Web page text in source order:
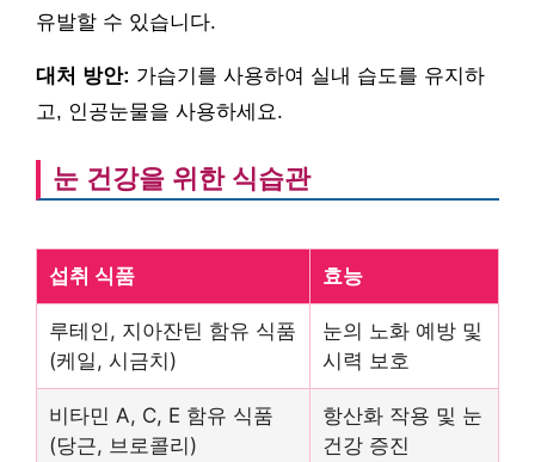
유발할 수 있습니다.
대처 방안: 가습기를 사용하여 실내 습도를 유지하
고, 인공눈물을 사용하세요.
눈 건강을 위한 식습관
섭취 식품 효능
루테인, 지아잔틴 함유 식품
(케일, 시금치)
눈의 노화 예방 및
시력 보호
비타민 A, C, E 함유 식품
(당근, 브로콜리)
항산화 작용 및 눈
건강 증진